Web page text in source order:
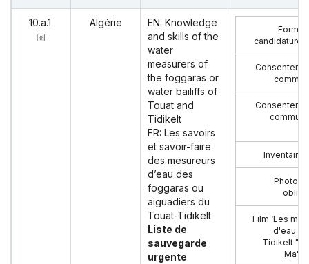
10.a.1 Algérie
EN: Knowledge
and skills of the
water
measurers of
the foggaras or
water bailiffs of
Touat and
Tidikelt
FR: Les savoirs
et savoir-faire
des mesureurs
d’eau des
foggaras ou
aiguadiers du
Touat-Tidikelt
Liste de
sauvegarde
urgente
candidature
Inventaire
Film ‘Les
d'eau
Tidikelt
Ma"’